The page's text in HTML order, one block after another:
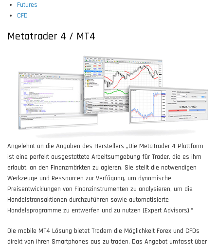
Futures
CFD
Metatrader 4 / MT4
Angelehnt an die Angaben des Herstellers „Die MetaTrader 4 Plattform
ist eine perfekt ausgestattete Arbeitsumgebung für Trader, die es ihm
erlaubt, an den Finanzmärkten zu agieren. Sie stellt die notwendigen
Werkzeuge und Ressourcen zur Verfügung, um dynamische
Preisentwicklungen von Finanzinstrumenten zu analysieren, um die
Handelstransaktionen durchzuführen sowie automatisierte
Handelsprogramme zu entwerfen und zu nutzen (Expert Advisors).“
Die mobile MT4 Lösung bietet Tradern die Möglichkeit Forex und CFDs
direkt von ihren Smartphones aus zu traden. Das Angebot umfasst über